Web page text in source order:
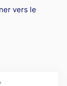
vers le